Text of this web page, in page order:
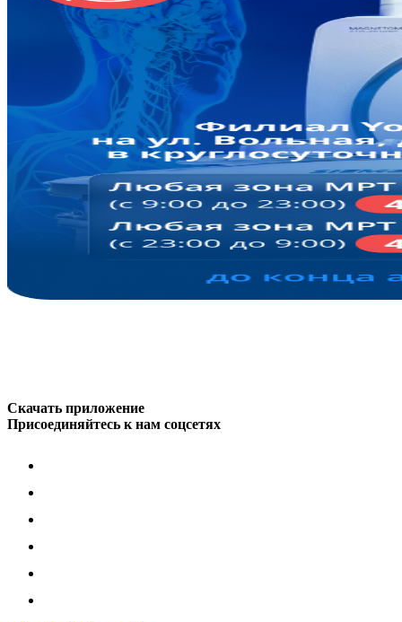
Скачать приложение
Присоединяйтесь к нам соцсетях